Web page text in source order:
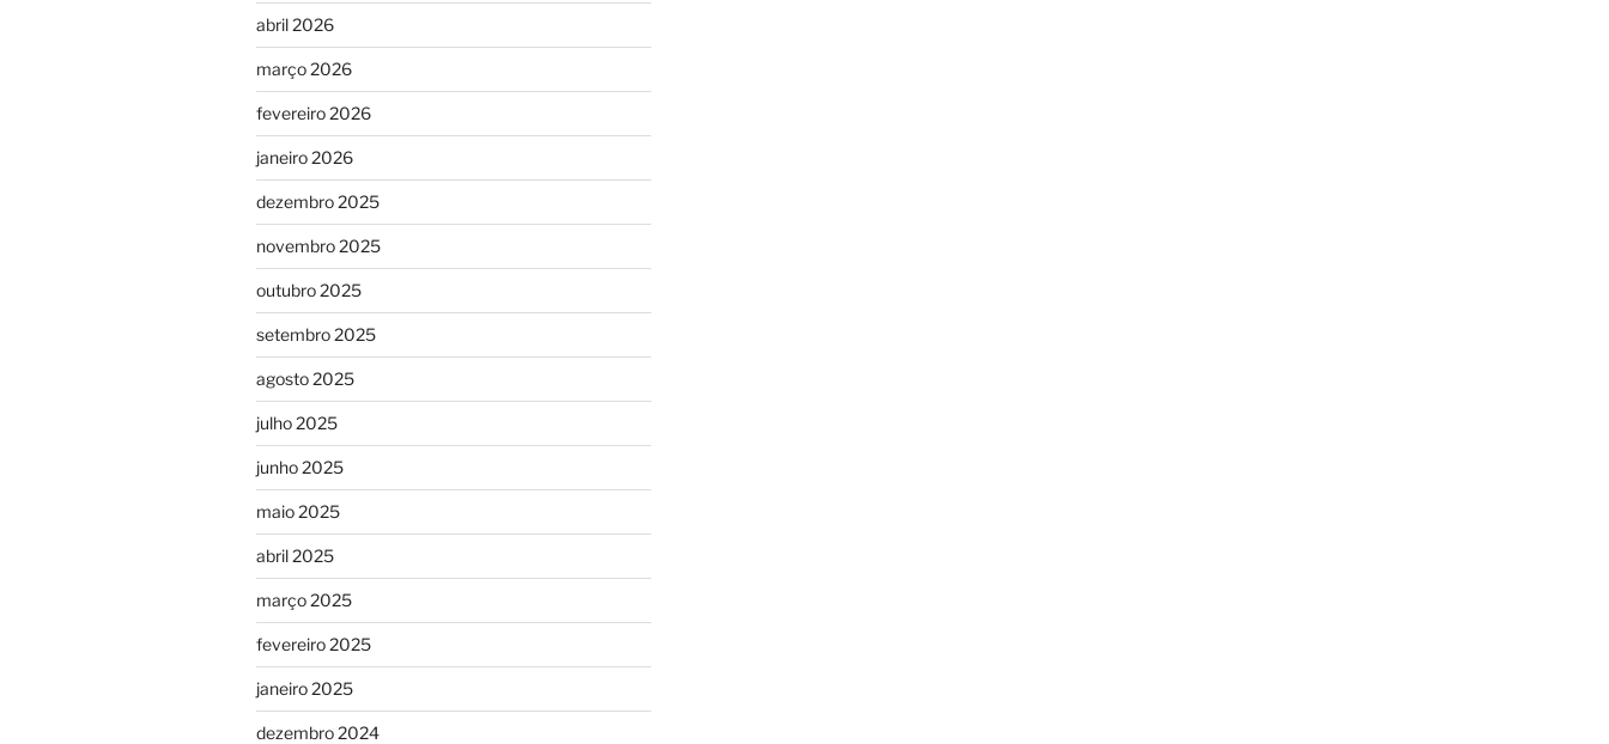
abril 2026
março 2026
fevereiro 2026
janeiro 2026
dezembro 2025
novembro 2025
outubro 2025
setembro 2025
agosto 2025
julho 2025
junho 2025
maio 2025
abril 2025
março 2025
fevereiro 2025
janeiro 2025
dezembro 2024